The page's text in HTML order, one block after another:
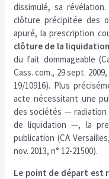
dissimulé, sa
clôture précipitée des
apuré, la prescription
clôture de la liquidation
du fait dommageable
Cass. com., 29 sept.
19/10916). Plus
acte nécessitant une
des sociétés — radiation
de liquidation —, la
publication (CA
nov. 2013, n° 12-21500).
Le point de départ est